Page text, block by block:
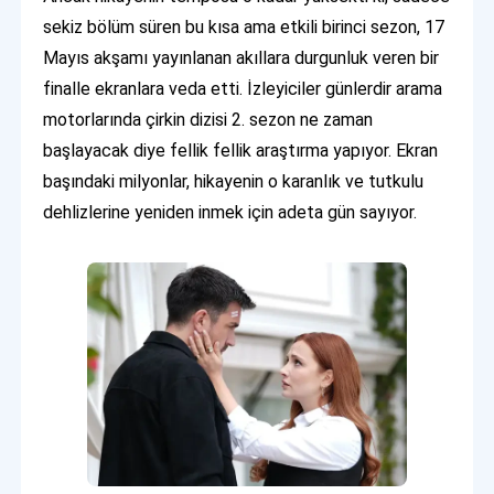
sekiz bölüm süren bu kısa ama etkili birinci sezon, 17
Mayıs akşamı yayınlanan akıllara durgunluk veren bir
finalle ekranlara veda etti. İzleyiciler günlerdir arama
motorlarında çirkin dizisi 2. sezon ne zaman
başlayacak diye fellik fellik araştırma yapıyor. Ekran
başındaki milyonlar, hikayenin o karanlık ve tutkulu
dehlizlerine yeniden inmek için adeta gün sayıyor.